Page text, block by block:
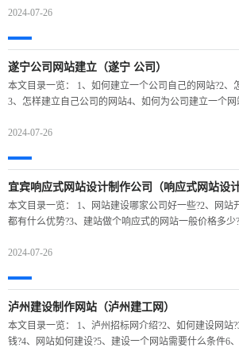
2024-07-26
遂宁公司网站建立（遂宁 公司）
本文目录一览： 1、如何建立一个公司自己的网站?2、
3、怎样建立自己公司的网站4、如何为公司建立一个
2024-07-26
宜宾响应式网站设计制作公司（响应式网站设计
本文目录一览： 1、网站建设哪家公司好一些?2、网站
都有什么优势?3、建站做个响应式的网站一般价格多少
2024-07-26
泸州建设制作网站（泸州建工网）
本文目录一览： 1、泸州招标网介绍?2、如何建设网站
钱?4、网站如何建设?5、建设一个网站需要什么条件6